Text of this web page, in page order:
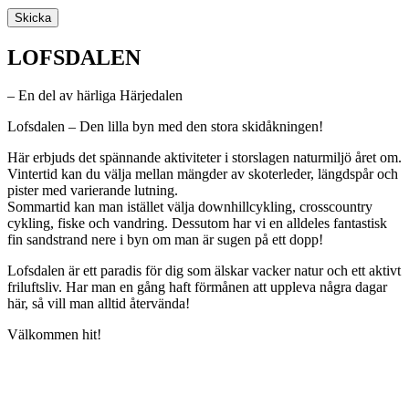
LOFSDALEN
– En del av härliga Härjedalen
Lofsdalen – Den lilla byn med den stora skidåkningen!
Här erbjuds det spännande aktiviteter i storslagen naturmiljö året om.
Vintertid kan du välja mellan mängder av skoterleder, längdspår och
pister med varierande lutning.
Sommartid kan man istället välja downhillcykling, crosscountry
cykling, fiske och vandring. Dessutom har vi en alldeles fantastisk
fin sandstrand nere i byn om man är sugen på ett dopp!
Lofsdalen är ett paradis för dig som älskar vacker natur och ett aktivt
friluftsliv. Har man en gång haft förmånen att uppleva några dagar
här, så vill man alltid återvända!
Välkommen hit!